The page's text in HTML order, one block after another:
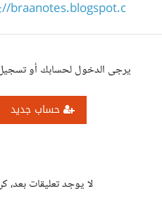
braanotes.blogspot.c...
يرجى الدخول لحسابك أو
حساب جديد
لا يوجد تعليقات بعد،